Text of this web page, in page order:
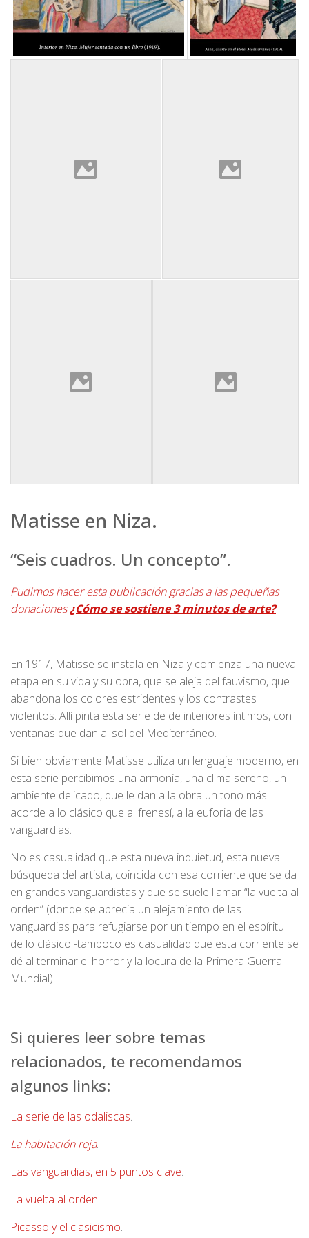
Matisse en Niza.
“Seis cuadros. Un concepto”.
Pudimos hacer esta publicación gracias a las pequeñas
donaciones¿Cómo se sostiene 3 minutos de arte?
En 1917, Matisse se instala en Niza y comienza una nueva
etapa en su vida y su obra, que se aleja del fauvismo, que
abandona los colores estridentes y los contrastes
violentos. Allí pinta esta serie de de interiores íntimos, con
ventanas que dan al sol del Mediterráneo.
Si bien obviamente Matisse utiliza un lenguaje moderno, en
esta serie percibimos una armonía, una clima sereno, un
ambiente delicado, que le dan a la obra un tono más
acorde a lo clásico que al frenesí, a la euforia de las
vanguardias.
No es casualidad que esta nueva inquietud, esta nueva
búsqueda del artista, coincida con esa corriente que se da
en grandes vanguardistas y que se suele llamar “la vuelta al
orden” (donde se aprecia un alejamiento de las
vanguardias para refugiarse por un tiempo en el espíritu
de lo clásico -tampoco es casualidad que esta corriente se
dé al terminar el horror y la locura de la Primera Guerra
Mundial).
Si quieres leer sobre temas
relacionados, te recomendamos
algunos links:
La serie de las odaliscas.
La habitación roja.
Las vanguardias, en 5 puntos clave.
La vuelta al orden.
Picasso y el clasicismo.